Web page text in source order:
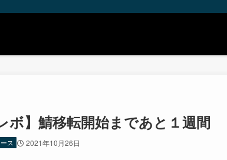
ボ】鯖移転開始まであと１週
ス 2021年10月26日